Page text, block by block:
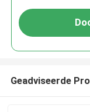
Geadviseerde